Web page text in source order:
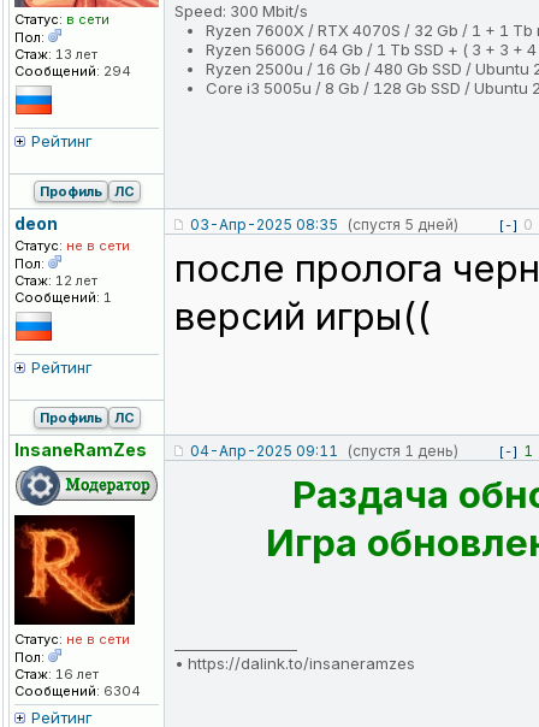
Статус: в сети
Пол:
Стаж: 13 лет
Сообщений: 294
Рейтинг
Speed: 300 Mbit/s
Ryzen 7600X / RTX 4070S / 32 Gb / 1 + 1
Ryzen 5600G / 64 Gb / 1 Tb SSD + ( 3 + 3 +
Ryzen 2500u / 16 Gb / 480 Gb SSD / Ubuntu
Core i3 5005u / 8 Gb / 128 Gb SSD / Ubuntu
Профиль ЛС
deon
Статус: не в сети
Пол:
Стаж: 12 лет
Сообщений: 1
Рейтинг
03-Апр-2025 08:35 (спустя 5 дней) [-] 0
после пролога
версий игры((
Профиль ЛС
InsaneRamZes
Статус: не в сети
Пол:
Стаж: 16 лет
Сообщений: 6304
Рейтинг
04-Апр-2025 09:11 (спустя 1 день) [-] 1
Раздача
Игра
• https://dalink.to/insaneramzes